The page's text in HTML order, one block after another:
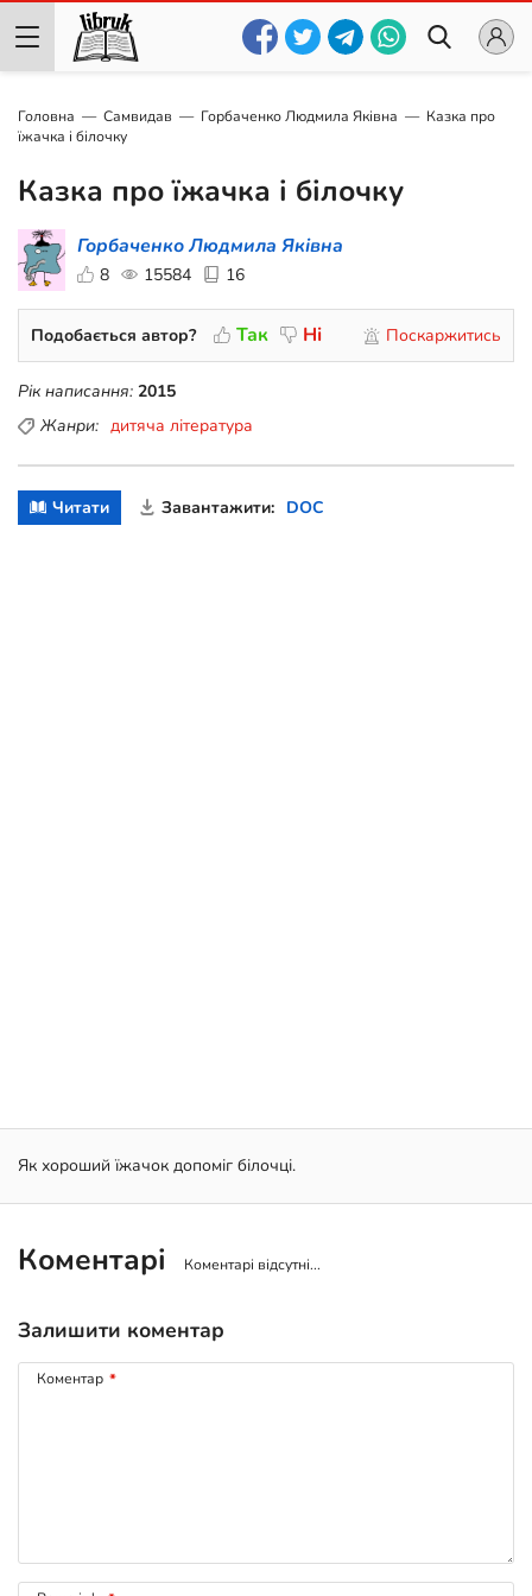
Головна Самвидав Горбаченко Людмила Яківна
Казка про
їжачка і білочку
Казка про їжачка і білочку
Горбаченко Людмила Яківна
8 15584 16
Подобається автор? Так Ні Поскаржитись
Рік написання: 2015
Жанри: дитяча література
Читати Завантажити: DOC
Як хороший їжачок допоміг білочці.
Коментарі Коментарі відсутні...
Залишити коментар
Коментар *